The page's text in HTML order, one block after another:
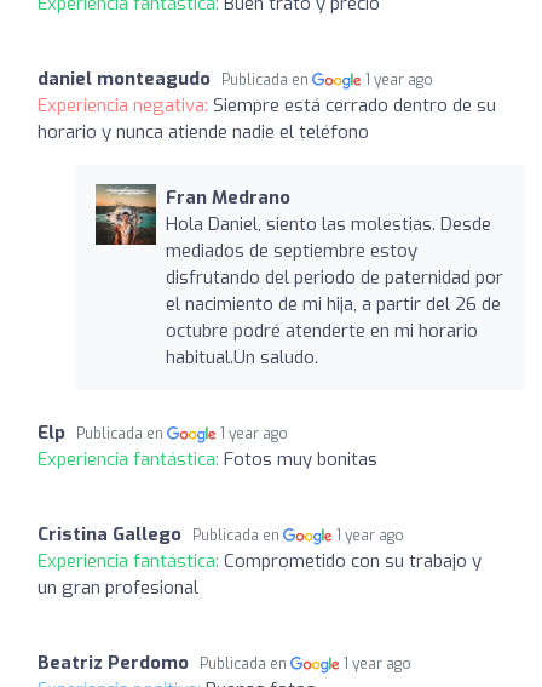
daniel monteagudo Publicada en 1 year ago
Experiencia negativa: Siempre está cerrado dentro de su
horario y nunca atiende nadie el teléfono
Fran Medrano
Hola Daniel, siento las molestias. Desde
mediados de septiembre estoy
disfrutando del periodo de paternidad por
el nacimiento de mi hija, a partir del 26 de
octubre podré atenderte en mi horario
habitual.Un saludo.
Elp Publicada en 1 year ago
Experiencia fantástica: Fotos muy bonitas
Cristina Gallego Publicada en 1 year ago
Experiencia fantástica: Comprometido con su trabajo y
un gran profesional
Beatriz Perdomo Publicada en 1 year ago